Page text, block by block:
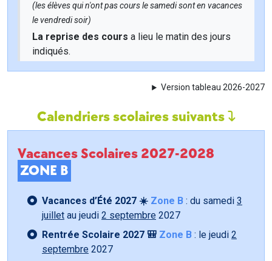
(les élèves qui n'ont pas cours le samedi sont en vacances
le vendredi soir)
La reprise des cours a lieu le matin des jours
indiqués.
Version tableau 2026-2027
Calendriers scolaires suivants
Vacances Scolaires 2027-2028
ZONE B
Vacances d’Été 2027 ☀️ Zone B : du samedi 3
juillet au jeudi 2 septembre 2027
Rentrée Scolaire 2027 🎒 Zone B : le jeudi 2
septembre 2027